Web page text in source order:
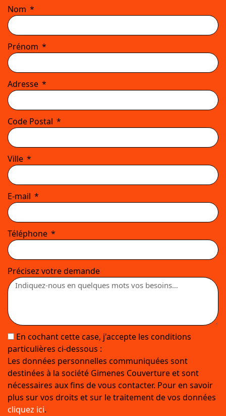
Nom
Prénom
Adresse
Code Postal
Ville
E-mail
Téléphone
Précisez votre demande
En cochant cette case, j'accepte les conditions
particulières ci-dessous :
Les données personnelles communiquées sont
destinées à la société Gimenes Couverture et sont
nécessaires aux fins de vous contacter. Pour en savoir
plus sur vos droits et sur le traitement de vos données
cliquez ici.